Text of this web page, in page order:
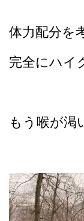
体力配分を
完全にハイ
もう喉が渇